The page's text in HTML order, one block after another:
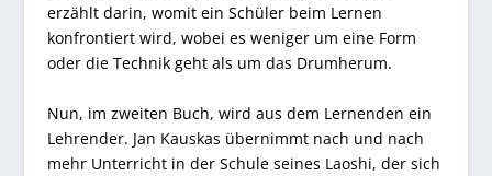
erzählt darin, womit ein Schüler beim Lernen
konfrontiert wird, wobei es weniger um eine Form
oder die Technik geht als um das Drumherum.
Nun, im zweiten Buch, wird aus dem Lernenden ein
Lehrender. Jan Kauskas übernimmt nach und nach
mehr Unterricht in der Schule seines Laoshi, der sich